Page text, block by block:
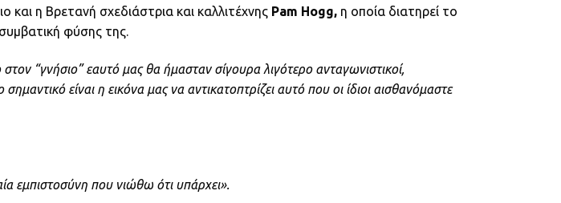
και η Βρετανή σχεδιάστρια και καλλιτέχνης Pam Hogg, η οποία διατηρεί το
φύσης της.
στον “γνήσιο” εαυτό μας θα ήμασταν σίγουρα λιγότερο ανταγωνιστικοί,
είναι η εικόνα μας να αντικατοπτρίζει αυτό που οι ίδιοι αισθανόμαστε
εμπιστοσύνη που νιώθω ότι υπάρχει».